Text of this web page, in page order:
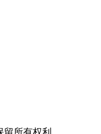
留所有权利。